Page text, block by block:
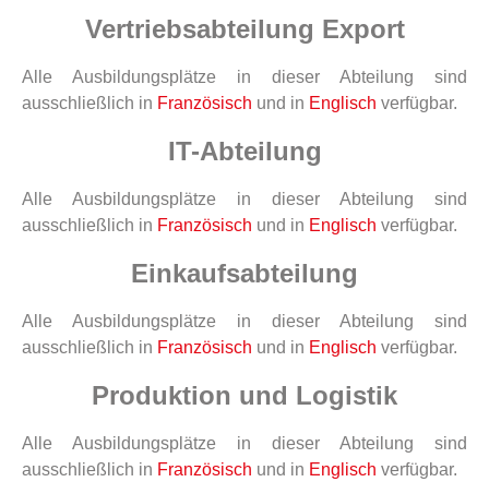
Vertriebsabteilung Export
Alle Ausbildungsplätze in dieser Abteilung sind
ausschließlich in Französisch und in Englisch verfügbar.
IT-Abteilung
Alle Ausbildungsplätze in dieser Abteilung sind
ausschließlich in Französisch und in Englisch verfügbar.
Einkaufsabteilung
Alle Ausbildungsplätze in dieser Abteilung sind
ausschließlich in Französisch und in Englisch verfügbar.
Produktion und Logistik
Alle Ausbildungsplätze in dieser Abteilung sind
ausschließlich in Französisch und in Englisch verfügbar.